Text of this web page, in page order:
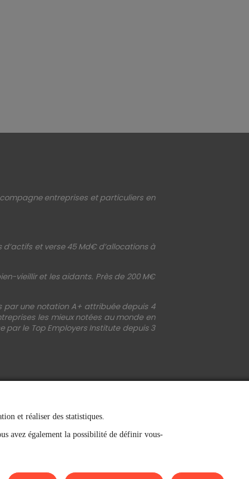
entreprises et particuliers en
et verse 45 Md€ d’allocations à
vieillir et les aidants. Près de 200 M€
par une notation A+ attribuée depuis 4
les mieux notées au monde en
par le Top Employers Institute depuis 3
et réaliser des statistiques.
avez également la possibilité de définir vous-